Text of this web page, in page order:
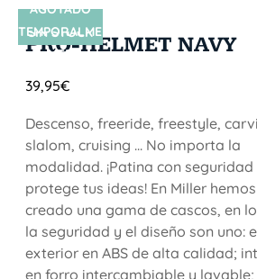
SIN STOCK
AGOTADO
TEMPORALME
NTE
PRO-HELMET NAVY
39,95€
Descenso, freeride, freestyle,
slalom, cruising ... No importa la
modalidad. ¡Patina con seguridad
protege tus ideas! En Miller hemos
creado una gama de cascos, en
la seguridad y el diseño son uno:
exterior en ABS de alta calidad;
en forro intercambiable y lavable;